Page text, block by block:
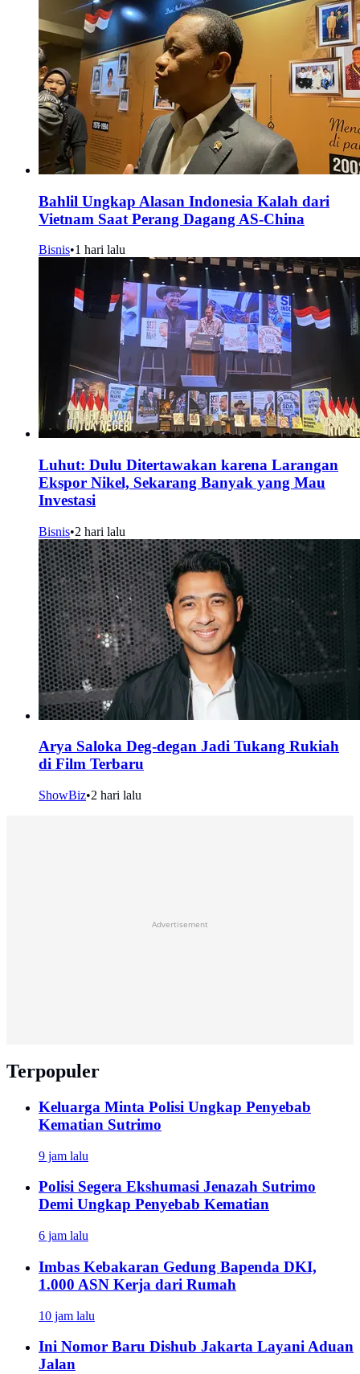
Bahlil Ungkap Alasan Indonesia Kalah dari
Vietnam Saat Perang Dagang AS-China
Bisnis•1 hari lalu
Luhut: Dulu Ditertawakan karena Larangan
Ekspor Nikel, Sekarang Banyak yang Mau
Investasi
Bisnis•2 hari lalu
Arya Saloka Deg-degan Jadi Tukang Rukiah
di Film Terbaru
ShowBiz•2 hari lalu
Advertisement
Terpopuler
Keluarga Minta Polisi Ungkap Penyebab
Kematian Sutrimo
9 jam lalu
Polisi Segera Ekshumasi Jenazah Sutrimo
Demi Ungkap Penyebab Kematian
6 jam lalu
Imbas Kebakaran Gedung Bapenda DKI,
1.000 ASN Kerja dari Rumah
10 jam lalu
Ini Nomor Baru Dishub Jakarta Layani Aduan
Jalan